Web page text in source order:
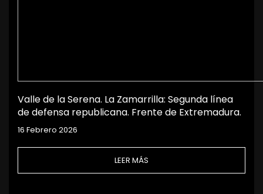
Valle de la Serena. La Zamarrilla: Segunda línea
de defensa republicana. Frente de Extremadura.
16 Febrero 2026
LEER MÁS